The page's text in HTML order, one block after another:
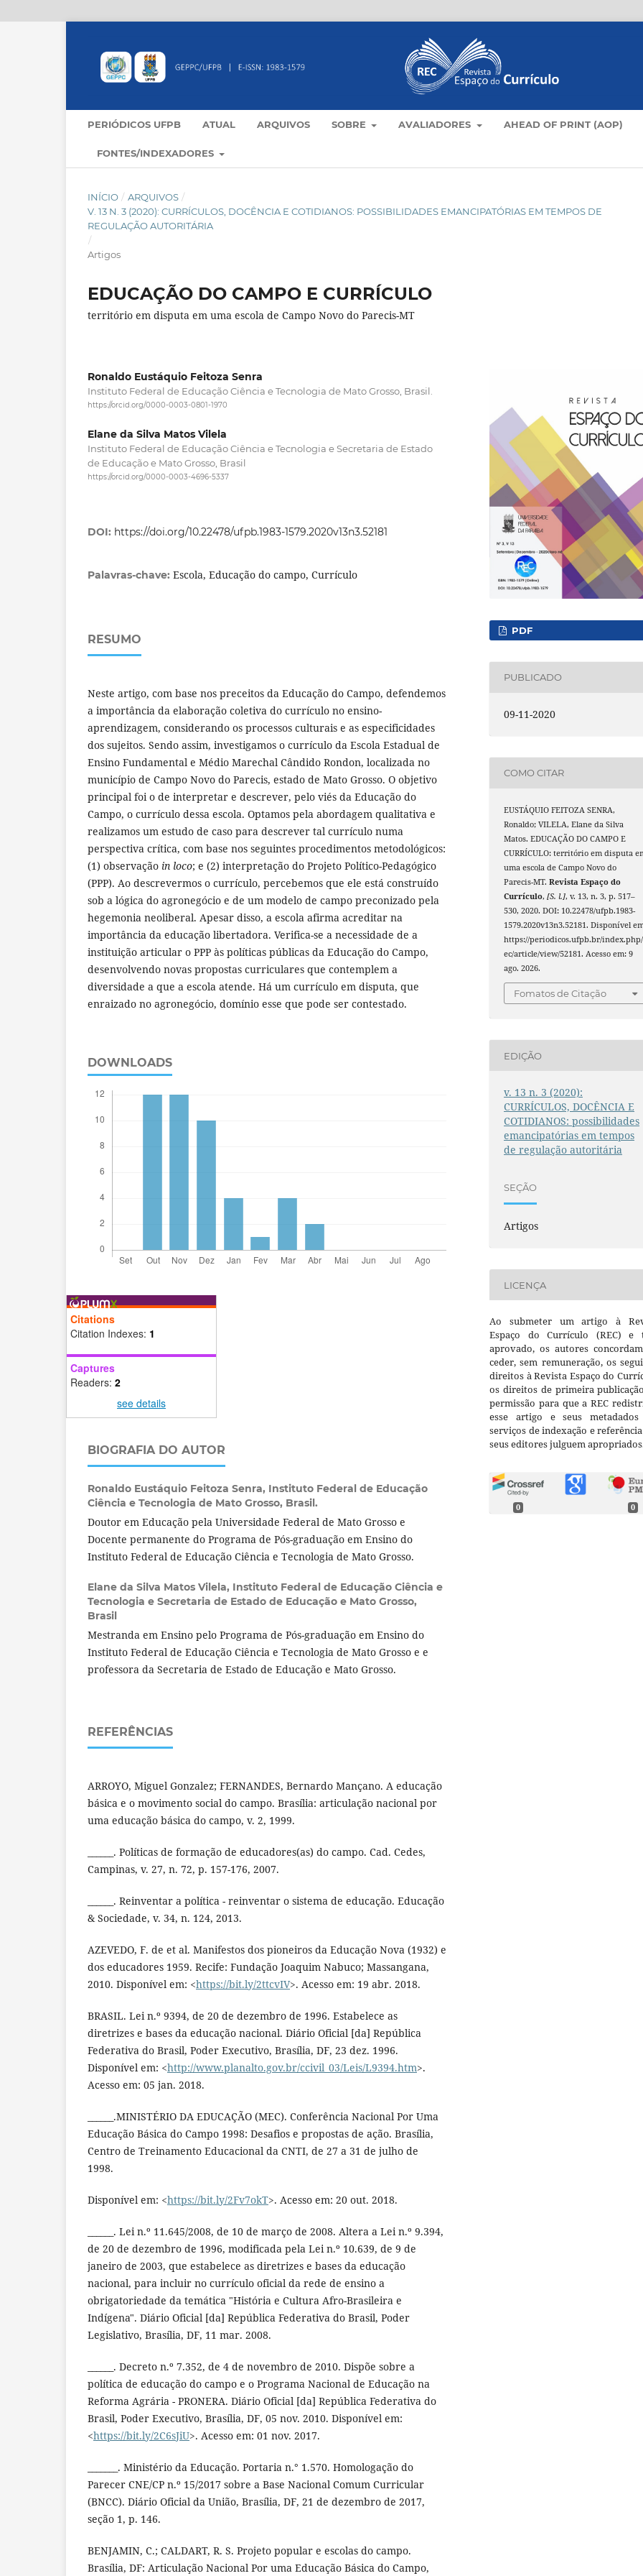
PERIÓDICOS UFPB ATUAL ARQUIVOS SOBRE AVALIADORES AHEAD OF PRINT (AOP)
FONTES/INDEXADORES
INÍCIO / ARQUIVOS /
V. 13 N. 3 (2020): CURRÍCULOS, DOCÊNCIA E COTIDIANOS: POSSIBILIDADES EMANCIPATÓRIAS EM TEMPOS DE
REGULAÇÃO AUTORITÁRIA
/
Artigos
EDUCAÇÃO DO CAMPO E CURRÍCULO
território em disputa em uma escola de Campo Novo do Parecis-MT
Ronaldo Eustáquio Feitoza Senra
Instituto Federal de Educação Ciência e Tecnologia de Mato Grosso, Brasil.
https://orcid.org/0000-0003-0801-1970
Elane da Silva Matos Vilela
Instituto Federal de Educação Ciência e Tecnologia e Secretaria de Estado
de Educação e Mato Grosso, Brasil
https://orcid.org/0000-0003-4696-5337
DOI: https://doi.org/10.22478/ufpb.1983-1579.2020v13n3.52181
Palavras-chave: Escola, Educação do campo, Currículo
RESUMO
Neste artigo, com base nos preceitos da Educação do Campo, defendemos
a importância da elaboração coletiva do currículo no ensino-
aprendizagem, considerando os processos culturais e as especificidades
dos sujeitos. Sendo assim, investigamos o currículo da Escola Estadual de
Ensino Fundamental e Médio Marechal Cândido Rondon, localizada no
município de Campo Novo do Parecis, estado de Mato Grosso. O objetivo
principal foi o de interpretar e descrever, pelo viés da Educação do
Campo, o currículo dessa escola. Optamos pela abordagem qualitativa e
realizamos um estudo de caso para descrever tal currículo numa
perspectiva crítica, com base nos seguintes procedimentos metodológicos:
(1) observação in loco; e (2) interpretação do Projeto Político-Pedagógico
(PPP). Ao descrevermos o currículo, percebemos que ele está construído
sob a lógica do agronegócio e de um modelo de campo preconizado pela
hegemonia neoliberal. Apesar disso, a escola afirma acreditar na
importância da educação libertadora. Verifica-se a necessidade de a
instituição articular o PPP às políticas públicas da Educação do Campo,
desenvolvendo novas propostas curriculares que contemplem a
diversidade a que a escola atende. Há um currículo em disputa, que
enraizado no agronegócio, domínio esse que pode ser contestado.
DOWNLOADS
Citations
Citation Indexes: 1
Captures
Readers: 2
see details
BIOGRAFIA DO AUTOR
Ronaldo Eustáquio Feitoza Senra, Instituto Federal de Educação
Ciência e Tecnologia de Mato Grosso, Brasil.
Doutor em Educação pela Universidade Federal de Mato Grosso e
Docente permanente do Programa de Pós-graduação em Ensino do
Instituto Federal de Educação Ciência e Tecnologia de Mato Grosso.
Elane da Silva Matos Vilela, Instituto Federal de Educação Ciência e
Tecnologia e Secretaria de Estado de Educação e Mato Grosso,
Brasil
Mestranda em Ensino pelo Programa de Pós-graduação em Ensino do
Instituto Federal de Educação Ciência e Tecnologia de Mato Grosso e e
professora da Secretaria de Estado de Educação e Mato Grosso.
REFERÊNCIAS
ARROYO, Miguel Gonzalez; FERNANDES, Bernardo Mançano. A educação
básica e o movimento social do campo. Brasília: articulação nacional por
uma educação básica do campo, v. 2, 1999.
______. Políticas de formação de educadores(as) do campo. Cad. Cedes,
Campinas, v. 27, n. 72, p. 157-176, 2007.
______. Reinventar a política - reinventar o sistema de educação. Educação
& Sociedade, v. 34, n. 124, 2013.
AZEVEDO, F. de et al. Manifestos dos pioneiros da Educação Nova (1932) e
dos educadores 1959. Recife: Fundação Joaquim Nabuco; Massangana,
2010. Disponível em: <https://bit.ly/2ttcvIV>. Acesso em: 19 abr. 2018.
BRASIL. Lei n.º 9394, de 20 de dezembro de 1996. Estabelece as
diretrizes e bases da educação nacional. Diário Oficial [da] República
Federativa do Brasil, Poder Executivo, Brasília, DF, 23 dez. 1996.
Disponível em: <http://www.planalto.gov.br/ccivil_03/Leis/L9394.htm>.
Acesso em: 05 jan. 2018.
______.MINISTÉRIO DA EDUCAÇÃO (MEC). Conferência Nacional Por Uma
Educação Básica do Campo 1998: Desafios e propostas de ação. Brasília,
Centro de Treinamento Educacional da CNTI, de 27 a 31 de julho de
1998.
Disponível em: <https://bit.ly/2Fv7okT>. Acesso em: 20 out. 2018.
______. Lei n.º 11.645/2008, de 10 de março de 2008. Altera a Lei n.º 9.394,
de 20 de dezembro de 1996, modificada pela Lei n.º 10.639, de 9 de
janeiro de 2003, que estabelece as diretrizes e bases da educação
nacional, para incluir no currículo oficial da rede de ensino a
obrigatoriedade da temática "História e Cultura Afro-Brasileira e
Indígena". Diário Oficial [da] República Federativa do Brasil, Poder
Legislativo, Brasília, DF, 11 mar. 2008.
______. Decreto n.º 7.352, de 4 de novembro de 2010. Dispõe sobre a
política de educação do campo e o Programa Nacional de Educação na
Reforma Agrária - PRONERA. Diário Oficial [da] República Federativa do
Brasil, Poder Executivo, Brasília, DF, 05 nov. 2010. Disponível em:
<https://bit.ly/2C6sJiU>. Acesso em: 01 nov. 2017.
_______. Ministério da Educação. Portaria n.° 1.570. Homologação do
Parecer CNE/CP n.º 15/2017 sobre a Base Nacional Comum Curricular
(BNCC). Diário Oficial da União, Brasília, DF, 21 de dezembro de 2017,
seção 1, p. 146.
BENJAMIN, C.; CALDART, R. S. Projeto popular e escolas do campo.
Brasília, DF: Articulação Nacional Por uma Educação Básica do Campo,
PDF
PUBLICADO
09-11-2020
COMO CITAR
EUSTÁQUIO FEITOZA SENRA,
Ronaldo; VILELA, Elane da Silva
Matos. EDUCAÇÃO DO CAMPO E
CURRÍCULO: território em disputa
uma escola de Campo Novo do
Parecis-MT.Revista Espaço do
Currículo,[S. l.], v. 13, n. 3, p. 517–
530, 2020. DOI: 10.22478/ufpb.1983-
1579.2020v13n3.52181. Disponível
https://periodicos.ufpb.br/
ec/article/view/52181. Acesso em: 9
ago. 2026.
Fomatos de Citação
EDIÇÃO
v. 13 n. 3 (2020):
CURRÍCULOS, DOCÊNCIA E
COTIDIANOS: possibilidades
emancipatórias em tempos
de regulação autoritária
SEÇÃO
Artigos
LICENÇA
Ao submeter um artigo à
Espaço do Currículo (REC) e
aprovado, os autores
ceder, sem remuneração, os
direitos à Revista Espaço do
os direitos de primeira
permissão para que a REC
esse artigo e seus metadados
serviços de indexação e
seus editores julguem
0 0